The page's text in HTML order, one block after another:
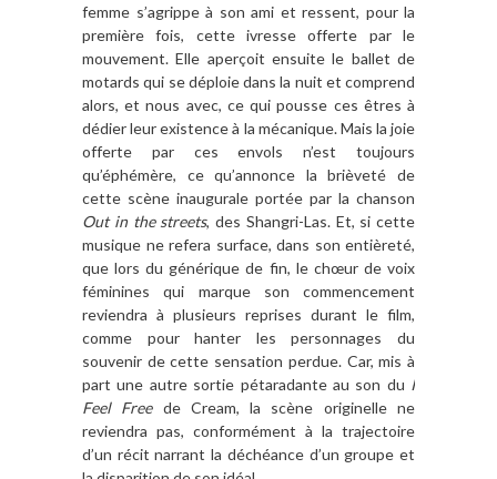
femme s’agrippe à son ami et ressent, pour la
première fois, cette ivresse offerte par le
mouvement. Elle aperçoit ensuite le ballet de
motards qui se déploie dans la nuit et comprend
alors, et nous avec, ce qui pousse ces êtres à
dédier leur existence à la mécanique. Mais la joie
offerte par ces envols n’est toujours
qu’éphémère, ce qu’annonce la brièveté de
cette scène inaugurale portée par la chanson
Out in the streets, des Shangri-Las. Et, si cette
musique ne refera surface, dans son entièreté,
que lors du générique de fin, le chœur de voix
féminines qui marque son commencement
reviendra à plusieurs reprises durant le film,
comme pour hanter les personnages du
souvenir de cette sensation perdue. Car, mis à
part une autre sortie pétaradante au son du I
Feel Freede Cream, la scène originelle ne
reviendra pas, conformément à la trajectoire
d’un récit narrant la déchéance d’un groupe et